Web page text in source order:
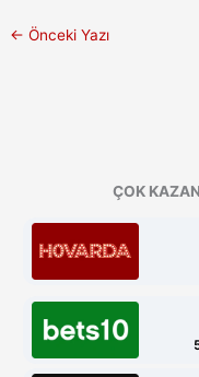
← Önceki Yazı
ÇOK